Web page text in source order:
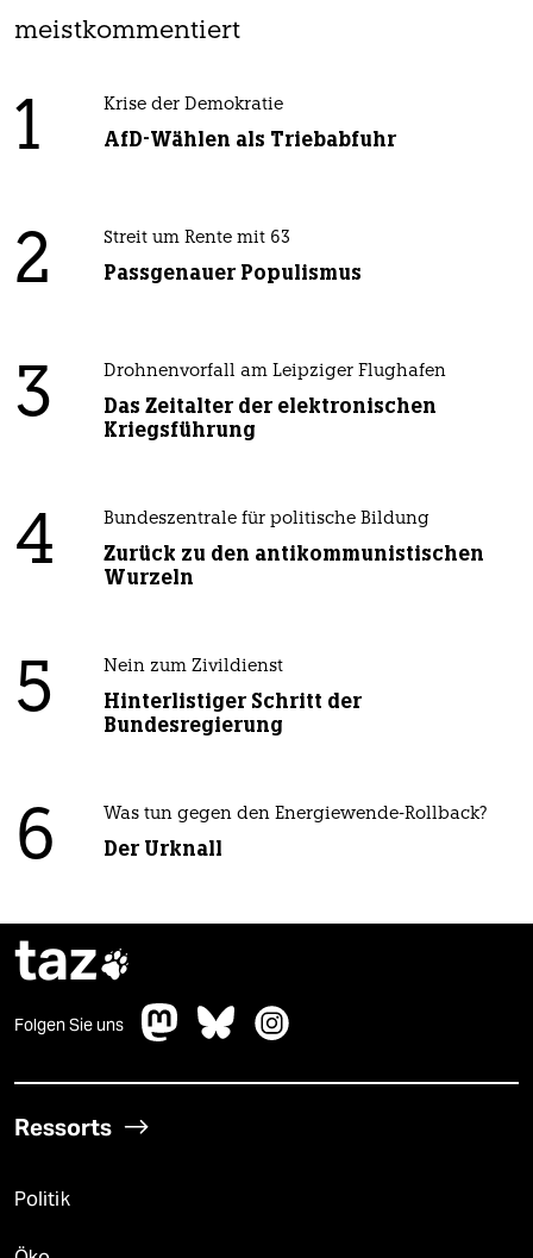
meistkommentiert
1 Krise der Demokratie
AfD-Wählen als Triebabfuhr
2 Streit um Rente mit 63
Passgenauer Populismus
3 Drohnenvorfall am Leipziger Flughafen
Das Zeitalter der elektronischen
Kriegsführung
4 Bundeszentrale für politische Bildung
Zurück zu den antikommunistischen
Wurzeln
5 Nein zum Zivildienst
Hinterlistiger Schritt der
Bundesregierung
6 Was tun gegen den Energiewende-Rollback?
Der Urknall
taz
Folgen Sie uns
Ressorts
Politik